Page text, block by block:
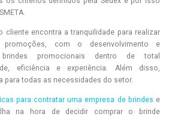
cliente encontra a tranquilidade para realizar
com o desenvolvimento e
promocionais dentro de total
eficiência e experiência. Além disso,
para todas as necessidades do setor.
para contratar uma empresa de brindes e
na hora de decidir comprar o brinde